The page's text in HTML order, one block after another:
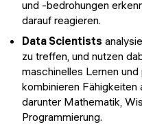
und -bedrohungen
darauf reagieren.
Data Scientists
zu treffen, und nutzen
maschinelles Lernen
kombinieren Fähigkeiten
darunter Mathematik,
Programmierung.